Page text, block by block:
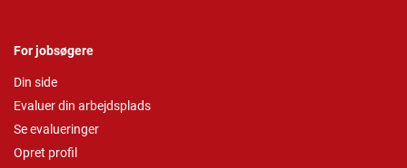
For jobsøgere
Din side
Evaluer din arbejdsplads
Se evalueringer
Opret profil